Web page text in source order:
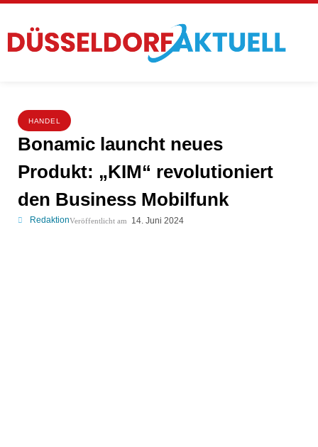
HANDEL
Bonamic launcht neues
Produkt: „KIM“ revolutioniert
den Business Mobilfunk
RedaktionVeröffentlicht am 14. Juni 2024